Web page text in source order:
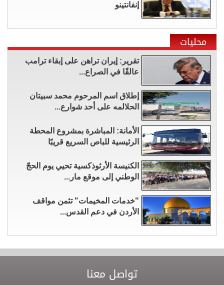
إنفانتينو
محليات
تقرير: إيران تراهن على إبقاء ترامب
عالقًا في الصراع...
إطلاق اسم المرحوم محمد سبيتان
الحلالمه على أحد شوارع...
الأمانة: المباشرة بمشروع المحطة
الرئيسية للباص السريع قريبًا
الكنيسة الأرثوذكسية تحيي يوم الحجّ
الوطني إلى موقع مار...
"خدمات المخيمات" تثمن مواقف
الأردن في دعم القدس...
تواصل معنا